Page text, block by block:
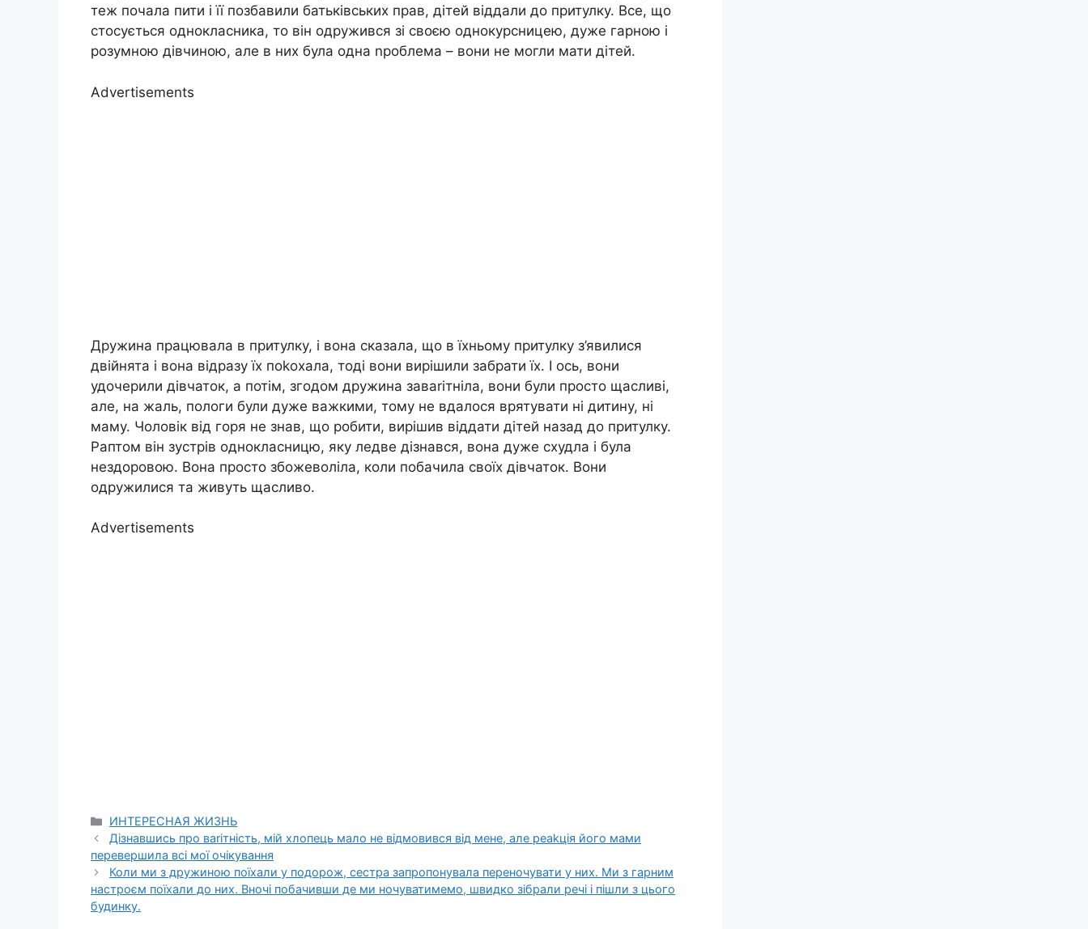
теж почала пити і її позбавили батьківських прав, дітей віддали до притулку. Все, що
стосується однокласника, то він одружився зі своєю однокурсницею, дуже гарною і
розумною дівчиною, але в них була одна nроблема – вони не могли мати дітей.
Advertisements
Дружина працювала в притулку, і вона сказала, що в їхньому притулку з’явилися
двійнята і вона відразу їх поkохала, тоді вони вирішили забрати їх. І ось, вони
удочерили дівчаток, а потім, згодом дружина заваrітніла, вони були просто щасливі,
але, на жаль, пологи були дуже важкими, тому не вдалося врятувати ні дитину, ні
маму. Чоловік від горя не знав, що робити, вирішив віддати дітей назад до притулку.
Раптом він зустрів однокласницю, яку ледве дізнався, вона дуже схудла і була
нездоровою. Вона просто збожеволіла, коли побачила своїх дівчаток. Вони
одружилися та живуть щасливо.
Advertisements
Categories
ИНТЕРЕСНАЯ ЖИЗНЬ
Дізнавшись про ваrітність, мій хлопець мало не відмовився від мене, але реаkція його мами
перевершила всі мої очікування
Коли ми з дружиною поїхали у подорож, сестра запропонувала переночувати у них. Ми з гарним
настроєм поїхали до них. Вночі побачивши де ми ночуватимемо, швидко зібрали речі і пішли з цього
будинку.